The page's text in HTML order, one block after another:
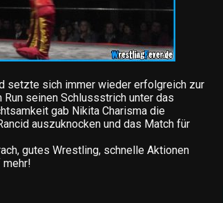
setzte sich immer wieder erfolgreich zur
seinen Schlussstrich unter das
gab Nikita Charisma die
auszuknocken und das Match für
gutes Wrestling, schnelle Aktionen
mehr!